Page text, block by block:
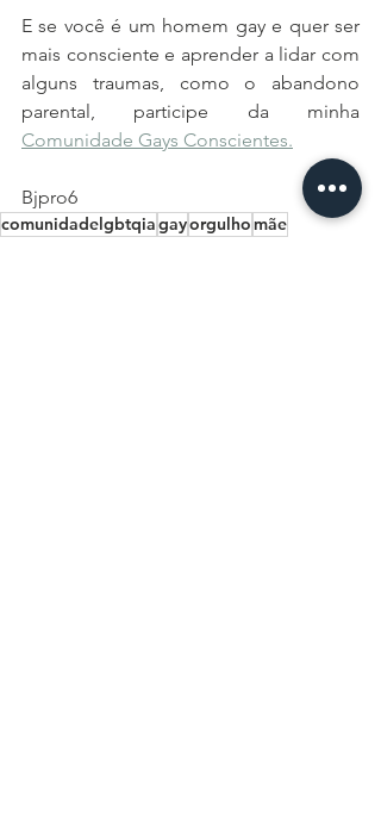
E se você é um homem gay e quer ser
mais consciente e aprender a lidar com
alguns traumas, como o abandono
Comunidade Gays Conscientes.
Bjpro6
comunidadelgbtqiagayorgulhomãe